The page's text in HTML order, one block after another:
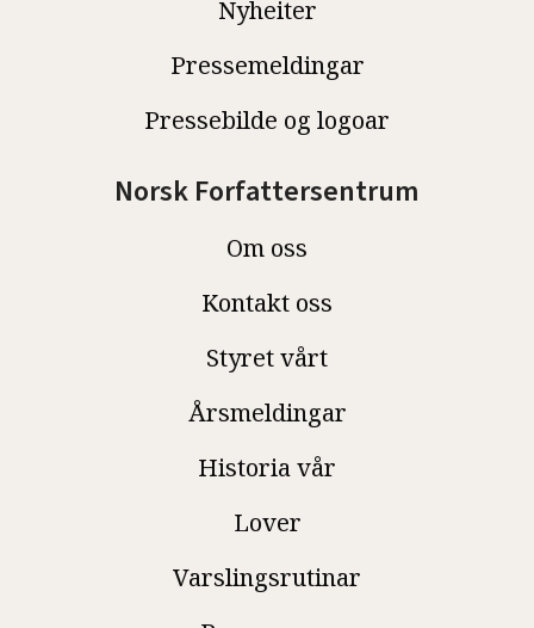
Nyheiter
Pressemeldingar
Pressebilde og logoar
Norsk Forfattersentrum
Om oss
Kontakt oss
Styret vårt
Årsmeldingar
Historia vår
Lover
Varslingsrutinar